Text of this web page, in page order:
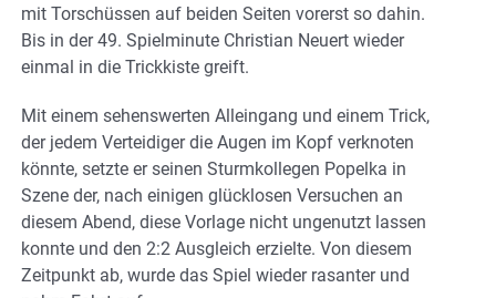
mit Torschüssen auf beiden Seiten vorerst so dahin.
Bis in der 49. Spielminute Christian Neuert wieder
einmal in die Trickkiste greift.
Mit einem sehenswerten Alleingang und einem Trick,
der jedem Verteidiger die Augen im Kopf verknoten
könnte, setzte er seinen Sturmkollegen Popelka in
Szene der, nach einigen glücklosen Versuchen an
diesem Abend, diese Vorlage nicht ungenutzt lassen
konnte und den 2:2 Ausgleich erzielte. Von diesem
Zeitpunkt ab, wurde das Spiel wieder rasanter und